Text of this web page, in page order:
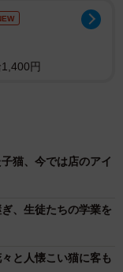
食べ出したんで
、１２月半ばの
私が保護して家
せないといけな
ましてね。鼻の
ガラガラでした。
が保護してあげ
ったけど、猫を飼
帰ったものです
（笑）。
円
猫、今では店のアイ
、生徒たちの学業を
と人懐こい猫に客も